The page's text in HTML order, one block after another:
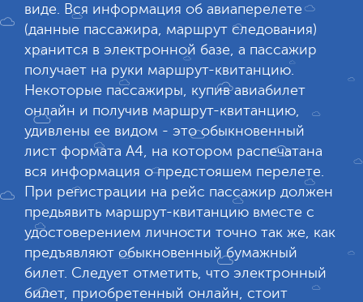
виде. Вся информация об авиаперелете
(данные пассажира, маршрут следования)
хранится в электронной базе, а пассажир
получает на руки маршрут-квитанцию.
Некоторые пассажиры, купив авиабилет
онлайн и получив маршрут-квитанцию,
удивлены ее видом - это обыкновенный
лист формата А4, на котором распечатана
вся информация о предстояшем перелете.
При регистрации на рейс пассажир должен
предьявить маршрут-квитанцию вместе с
удостоверением личности точно так же, как
предъявляют обыкновенный бумажный
билет. Следует отметить, что электронный
билет, приобретенный онлайн, стоит